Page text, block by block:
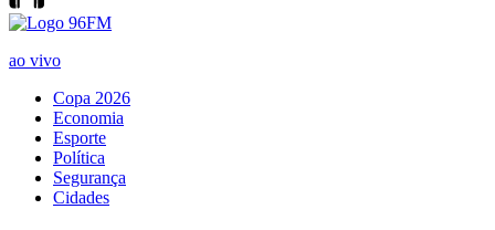
ao vivo
Copa 2026
Economia
Esporte
Política
Segurança
Cidades